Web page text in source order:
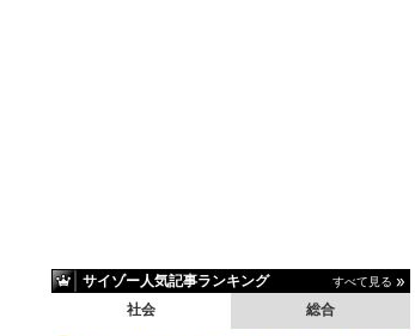
サイゾー人気記事ランキング すべて見る
社会 総合